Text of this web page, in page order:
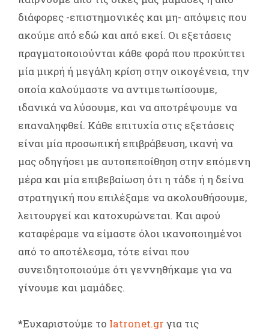
διάφορες -επιστημονικές και μη- απόψεις που
ακούμε από εδώ και από εκεί. Οι εξετάσεις
πραγματοποιούνται κάθε φορά που προκύπτει
μία μικρή ή μεγάλη κρίση στην οικογένεια, την
οποία καλούμαστε να αντιμετωπίσουμε,
ιδανικά να λύσουμε, και να αποτρέψουμε να
επαναληφθεί. Κάθε επιτυχία στις εξετάσεις
είναι μία προσωπική επιβράβευση, ικανή να
μας οδηγήσει με αυτοπεποίθηση στην επόμενη
μέρα και μία επιβεβαίωση ότι η τάδε ή η δείνα
στρατηγική που επιλέξαμε να ακολουθήσουμε,
λειτουργεί και κατοχυρώνεται. Και αφού
καταφέραμε να είμαστε όλοι ικανοποιημένοι
από το αποτέλεσμα, τότε είναι που
συνειδητοποιούμε ότι γεννηθήκαμε για να
γίνουμε και μαμάδες.
*Ευχαριστούμε το Iatronet.gr για τις